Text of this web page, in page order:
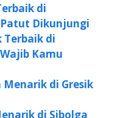
di
Dikunjungi
Terbaik di
Kamu
Menarik di Gresik
di Sibolga